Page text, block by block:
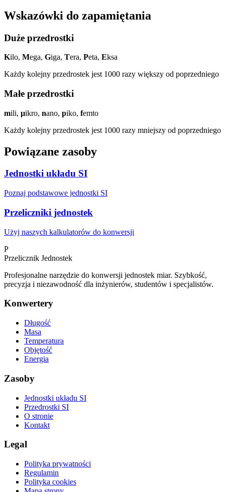
Wskazówki do zapamiętania
Duże przedrostki
Kilo, Mega, Giga, Tera, Peta, Eksa
Każdy kolejny przedrostek jest 1000 razy większy od poprzedniego
Małe przedrostki
mili, µikro, nano, piko, femto
Każdy kolejny przedrostek jest 1000 razy mniejszy od poprzedniego
Powiązane zasoby
Jednostki układu SI
Poznaj podstawowe jednostki SI
Przeliczniki jednostek
Użyj naszych kalkulatorów do konwersji
P
Przelicznik Jednostek
Profesjonalne narzędzie do konwersji jednostek miar. Szybkość,
precyzja i niezawodność dla inżynierów, studentów i specjalistów.
Konwertery
Długość
Masa
Temperatura
Objętość
Energia
Zasoby
Jednostki układu SI
Przedrostki SI
O stronie
Kontakt
Legal
Polityka prywatności
Regulamin
Polityka cookies